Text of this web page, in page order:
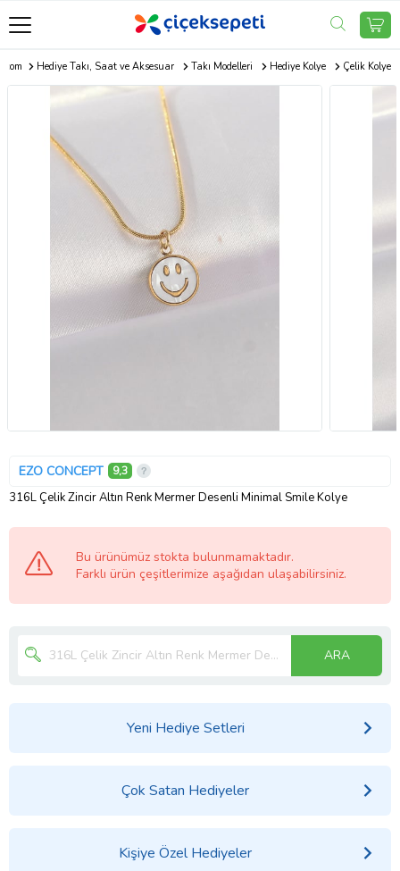
Hediye Takı, Saat ve Aksesuar Takı Modelleri Hediye Kolye Çelik Kolye
EZO CONCEPT 9,3
316L Çelik Zincir Altın Renk Mermer Desenli Minimal Smile Kolye
Bu ürünümüz stokta bulunmamaktadır.
Farklı ürün çeşitlerimize aşağıdan ulaşabilirsiniz.
ARA
Yeni Hediye Setleri
Çok Satan Hediyeler
Kişiye Özel Hediyeler